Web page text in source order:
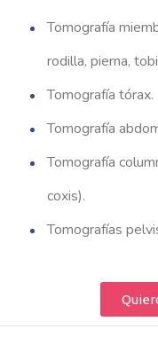
Tomografía
rodilla, pierna,
Tomografía tórax.
Tomografía
Tomografía
coxis).
Tomografías